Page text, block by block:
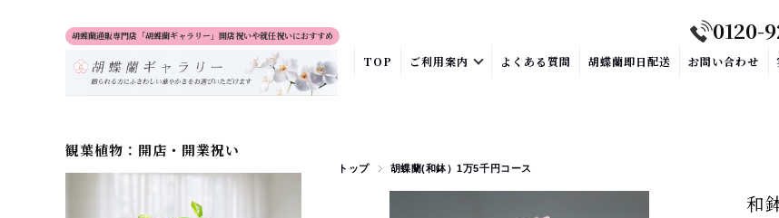
胡蝶蘭通販専門店「胡蝶蘭ギャラリー」開店祝いや就任祝いにおすすめ 0120-
TOP ご利用案内 よくある質問 胡蝶蘭即日配送 お問い合わせ
トップ 胡蝶蘭(和鉢）1万5千円コース
和
観葉植物：開店・開業祝い